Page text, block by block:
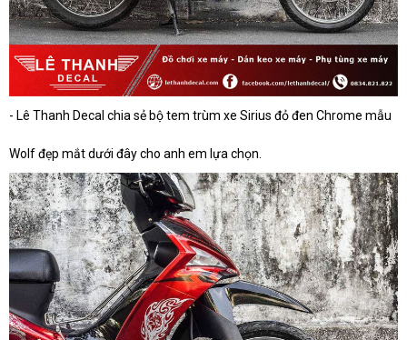
- Lê Thanh Decal chia sẻ bộ tem trùm xe Sirius đỏ đen Chrome mẫu
Wolf đẹp mắt dưới đây cho anh em lựa chọn.